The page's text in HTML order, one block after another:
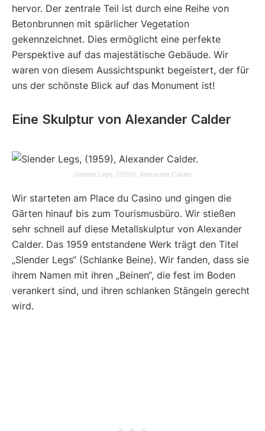
hervor. Der zentrale Teil ist durch eine Reihe von
Betonbrunnen mit spärlicher Vegetation
gekennzeichnet. Dies ermöglicht eine perfekte
Perspektive auf das majestätische Gebäude. Wir
waren von diesem Aussichtspunkt begeistert, der für
uns der schönste Blick auf das Monument ist!
Eine Skulptur von Alexander Calder
Slender Legs, (1959), Alexander Calder.
Wir starteten am Place du Casino und gingen die
Gärten hinauf bis zum Tourismusbüro. Wir stießen
sehr schnell auf diese Metallskulptur von Alexander
Calder. Das 1959 entstandene Werk trägt den Titel
„Slender Legs“ (Schlanke Beine). Wir fanden, dass sie
ihrem Namen mit ihren „Beinen“, die fest im Boden
verankert sind, und ihren schlanken Stängeln gerecht
wird.